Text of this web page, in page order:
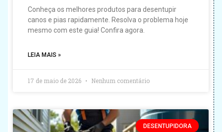
Conheça os melhores produtos para desentupir
canos e pias rapidamente. Resolva o problema hoje
mesmo com este guia! Confira agora.
LEIA MAIS »
17 de maio de 2026 Nenhum comentário
DESENTUPIDORA